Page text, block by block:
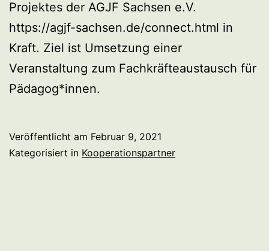
Projektes der AGJF Sachsen e.V.
https://agjf-sachsen.de/connect.html in
Kraft. Ziel ist Umsetzung einer
Veranstaltung zum Fachkräfteaustausch für
Pädagog*innen.
Veröffentlicht am Februar 9, 2021
Kategorisiert in Kooperationspartner